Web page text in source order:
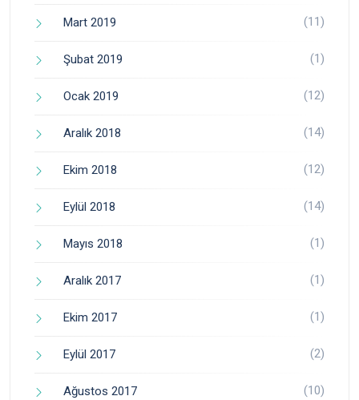
Mart 2019 (11)
Şubat 2019 (1)
Ocak 2019 (12)
Aralık 2018 (14)
Ekim 2018 (12)
Eylül 2018 (14)
Mayıs 2018 (1)
Aralık 2017 (1)
Ekim 2017 (1)
Eylül 2017 (2)
Ağustos 2017 (10)